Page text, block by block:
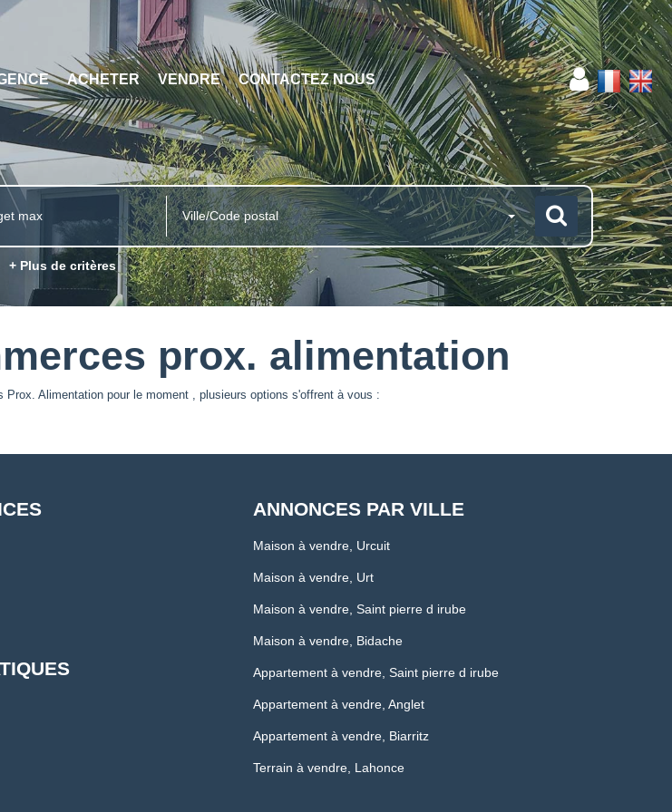
ACHETER VENDRE CONTACTEZ NOUS
Ville/Code postal
+ Plus de critères
prox. alimentation
Alimentation pour le moment , plusieurs options s'offrent à vous :
ANNONCES PAR VILLE
Maison à vendre, Urcuit
Maison à vendre, Urt
Maison à vendre, Saint pierre d irube
Maison à vendre, Bidache
Appartement à vendre, Saint pierre d irube
Appartement à vendre, Anglet
Appartement à vendre, Biarritz
Terrain à vendre, Lahonce